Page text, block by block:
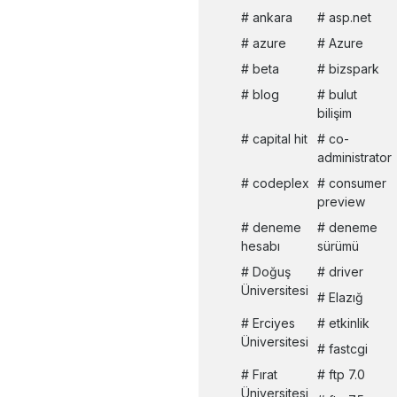
ankara
asp.net
azure
Azure
beta
bizspark
blog
bulut
bilişim
capital hit
co-
administrator
codeplex
consumer
preview
deneme
hesabı
deneme
sürümü
Doğuş
Üniversitesi
driver
Elazığ
Erciyes
Üniversitesi
etkinlik
fastcgi
Fırat
Üniversitesi
ftp 7.0